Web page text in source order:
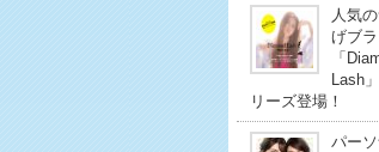
人気
げブ
「
Lash
リーズ登場！
パー